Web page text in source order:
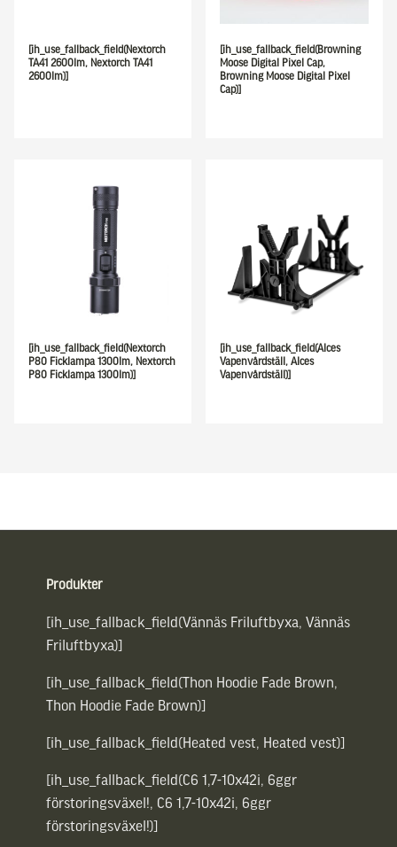
[ih_use_fallback_field(Nextorch
TA41 2600lm, Nextorch TA41
2600lm)]
[ih_use_fallback_field(Browning
Moose Digital Pixel Cap,
Browning Moose Digital Pixel
Cap)]
[ih_use_fallback_field(Nextorch
P80 Ficklampa 1300lm, Nextorch
P80 Ficklampa 1300lm)]
[ih_use_fallback_field(Alces
Vapenvårdställ, Alces
Vapenvårdställ)]
Produkter
[ih_use_fallback_field(Vännäs Friluftbyxa, Vännäs
Friluftbyxa)]
[ih_use_fallback_field(Thon Hoodie Fade Brown,
Thon Hoodie Fade Brown)]
[ih_use_fallback_field(Heated vest, Heated vest)]
[ih_use_fallback_field(C6 1,7-10x42i, 6ggr
förstoringsväxel!, C6 1,7-10x42i, 6ggr
förstoringsväxel!)]